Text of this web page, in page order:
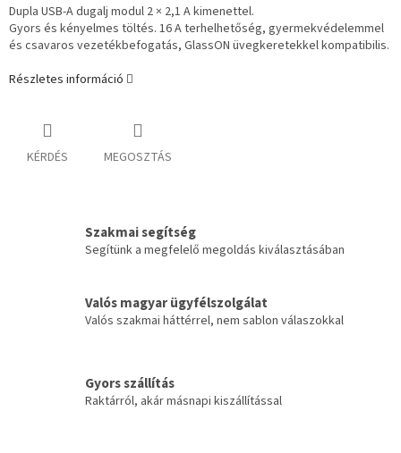
Dupla USB-A dugalj modul 2 × 2,1 A kimenettel.
Gyors és kényelmes töltés. 16 A terhelhetőség, gyermekvédelemmel
és csavaros vezetékbefogatás, GlassON üvegkeretekkel kompatibilis.
Részletes információ
KÉRDÉS MEGOSZTÁS
Szakmai segítség
Segítünk a megfelelő megoldás kiválasztásában
Valós magyar ügyfélszolgálat
Valós szakmai háttérrel, nem sablon válaszokkal
Gyors szállítás
Raktárról, akár másnapi kiszállítással